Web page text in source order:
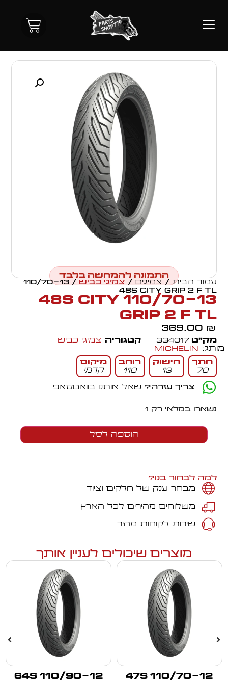
התמונה להמחשה בלבד
עמוד הבית/ צמיגים / צמיגי כביש
/ 110/70-13
48S CITY GRIP 2 F TL
110/70-13 48S CITY
GRIP 2 F TL
369.00 ₪
מק״ט334017 קטגוריה צמיגי כביש
מותג: Michelin
חתך
70
חישוק
13
רוחב
110
מיקום
קדמי
צריך עזרה? שאל אותנו בוואטסאפ
נשארו במלאי רק 1
הוספה לסל
למה לבחור בנו?
מבחר ענק של חלקים וציוד
משלוחים מהירים לכל הארץ
שירות לקוחות מהיר
מוצרים שיכולים לעניין אותך
110/70-12 47S
110/90-12 64S